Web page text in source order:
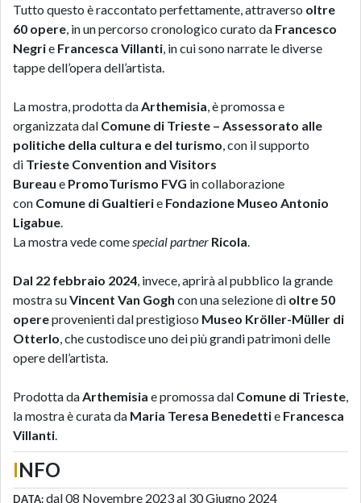
Tutto questo è raccontato perfettamente, attraverso oltre
60 opere, in un percorso cronologico curato da Francesco
Negrie Francesca Villanti, in cui sono narrate le diverse
tappe dell’opera dell’artista.
La mostra, prodotta daArthemisia, è promossa e
organizzata dal Comune di Trieste – Assessorato alle
politiche della cultura e del turismo, con il supporto
di Trieste Convention and Visitors
Bureau e PromoTurismo FVG in collaborazione
con Comune di Gualtierie Fondazione Museo Antonio
Ligabue.
La mostra vede comespecial partner Ricola.
Dal 22 febbraio 2024, invece, aprirà al pubblico la grande
mostra suVincent Van Gogh con una selezione di oltre 50
opereprovenienti dal prestigioso Museo Kröller-Müller di
Otterlo, che custodisce uno dei più grandi patrimoni delle
opere dell’artista.
Prodotta daArthemisia e promossa dal Comune di Trieste,
la mostra è curata da Maria Teresa Benedettie Francesca
Villanti.
INFO
DATA:dal 08 Novembre 2023 al 30 Giugno 2024